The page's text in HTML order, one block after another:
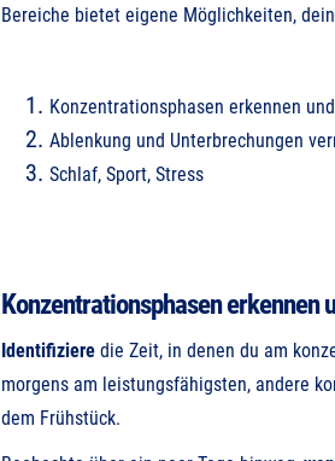
Bereiche bietet eigene Möglichkeiten,
Konzentrationsphasen erkennen
Ablenkung und Unterbrechungen
Schlaf, Sport, Stress
Konzentrationsphasen erkennen
Identifiziere die Zeit, in denen du am
morgens am leistungsfähigsten, andere
dem Frühstück.